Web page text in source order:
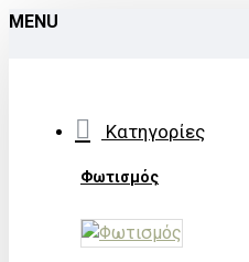
MENU
Κατηγορίες
Φωτισμός